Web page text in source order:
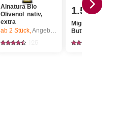
Alnatura Bio
Olivenöl nativ,
extra
ab 2 Stück,Angebot gilt nur vom 6.8. bis 12.8.2026, solange Vorrat.
1.50
Migros Kürbis
Butternuss